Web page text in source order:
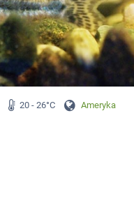
20 - 26°C Ameryka Płd.